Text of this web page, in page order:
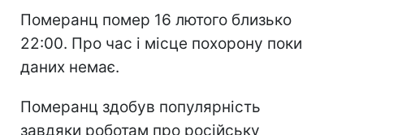
Померанц помер 16 лютого близько
22:00. Про час і місце похорону поки
даних немає.
Померанц здобув популярність
завдяки роботам про російську